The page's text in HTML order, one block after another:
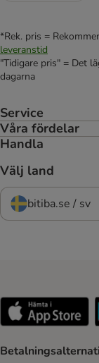
*Rek. pris =
leveranstid
"Tidigare pris" = Det
dagarna
Service
Våra fördelar
Handla
Välj land
bitiba.se / sv